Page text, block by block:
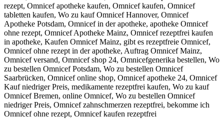
rezept, Omnicef apotheke kaufen, Omnicef kaufen, Omnicef
tabletten kaufen, Wo zu kauf Omnicef Hannover, Omnicef
Apotheke Potsdam, Omnicef in der apotheke, apotheke Omnicef
ohne rezept, Omnicef Apotheke Mainz, Omnicef rezeptfrei kaufen
in apotheke, Kaufen Omnicef Mainz, gibt es rezeptfreie Omnicef,
Omnicef ohne rezept in der apotheke, Auftrag Omnicef Mainz,
Omnicef versand, Omnicef shop 24, Omnicefgenerika bestellen, Wo
zu bestellen Omnicef Potsdam, Wo zu bestellen Omnicef
Saarbrücken, Omnicef online shop, Omnicef apotheke 24, Omnicef
Kauf niedriger Preis, medikamente rezeptfrei kaufen, Wo zu kauf
Omnicef Bremen, online Omnicef, Wo zu bestellen Omnicef
niedriger Preis, Omnicef zahnschmerzen rezeptfrei, bekomme ich
Omnicef ohne rezept, Omnicef kaufen rezeptfrei